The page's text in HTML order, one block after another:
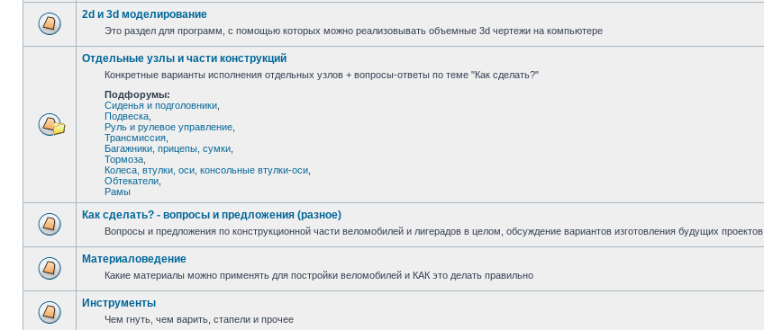
2d и 3d моделирование
Это раздел для программ, с помощью которых можно реализовывать объемные 3d чертежи на компьютере
Отдельные узлы и части конструкций
Конкретные варианты исполнения отдельных узлов + вопросы-ответы по теме "Как сделать?"
Подфорумы:
Сиденья и подголовники
Подвеска
Руль и рулевое управление
Трансмиссия
Багажники, прицепы, сумки
Тормоза
Колеса, втулки, оси, консольные втулки-оси
Обтекатели
Рамы
Как сделать? - вопросы и предложения (разное)
Вопросы и предложения по конструкционной части веломобилей и лигерадов в целом, обсуждение вариантов изготовления будущих проектов.
Материаловедение
Какие материалы можно применять для постройки веломобилей и КАК это делать правильно
Инструменты
Чем гнуть, чем варить, стапели и прочее